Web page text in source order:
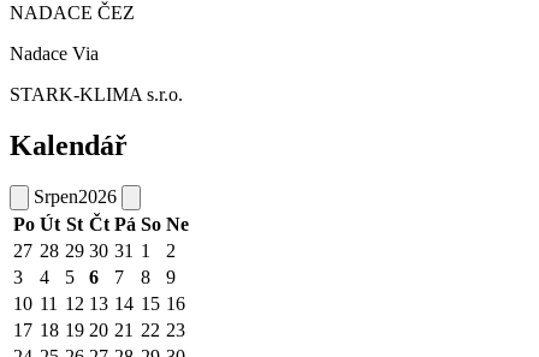
NADACE ČEZ
Nadace Via
STARK-KLIMA s.r.o.
Kalendář
Srpen2026
Po Út St Čt Pá So Ne
27 28 29 30 31 1
2
3
4 5 6 7 8
9
10 11 12 13 14 15 16
17 18 19 20 21 22 23